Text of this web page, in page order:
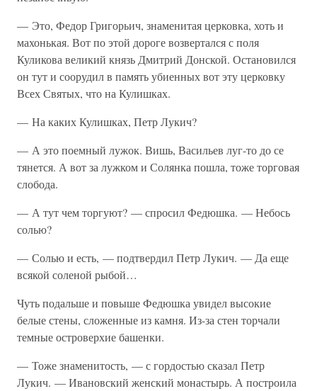
— Это, Федор Григорьич, знаменитая церковка, хоть и
махонькая. Вот по этой дороге возвертался с поля
Куликова великий князь Дмитрий Донской. Остановился
он тут и соорудил в память убиенных вот эту церковку
Всех Святых, что на Кулишках.
— На каких Кулишках, Петр Лукич?
— А это поемный лужок. Вишь, Васильев луг-то до се
тянется. А вот за лужком и Солянка пошла, тоже торговая
слобода.
— А тут чем торгуют? — спросил Федюшка. — Небось
солью?
— Солью и есть, — подтвердил Петр Лукич. — Да еще
всякой соленой рыбой…
Чуть подальше и повыше Федюшка увидел высокие
белые стены, сложенные из камня. Из-за стен торчали
темные островерхие башенки.
— Тоже знаменитость, — с гордостью сказал Петр
Лукич. — Ивановский женский монастырь. А построила